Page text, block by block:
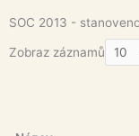
SOC 2013 -
Zobraz záznamů